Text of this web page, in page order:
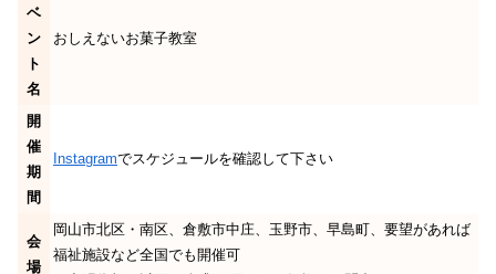
ベ
ン
ト
名
おしえないお菓子教室
開
催
期
間
Instagramでスケジュールを確認して下さい
会
場
岡山市北区・南区、倉敷市中庄、玉野市、早島町、要望があれば
福祉施設など全国でも開催可